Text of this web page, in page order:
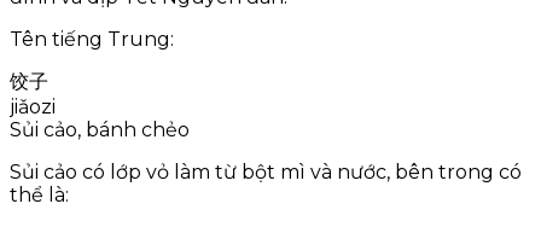
Tên tiếng Trung:
饺子
jiǎozi
Sủi cảo, bánh chẻo
Sủi cảo có lớp vỏ làm từ bột mì và nước, bên trong có
thể là: